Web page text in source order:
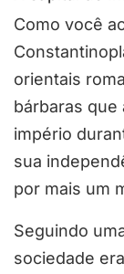
Como você
orientais
bárbaras que
império
sua
por mais um
Seguindo
sociedade